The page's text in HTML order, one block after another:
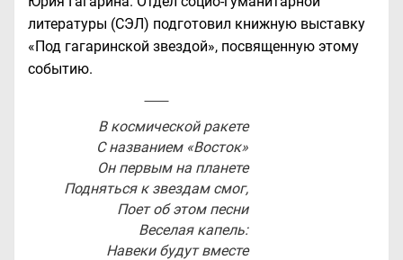
литературы (СЭЛ) подготовил книжную выставку
«Под гагаринской звездой», посвященную этому
событию.
В космической ракете
С названием «Восток»
Он первым на планете
Подняться к звездам смог,
Поет об этом песни
Веселая капель:
Навеки будут вместе